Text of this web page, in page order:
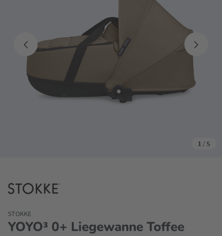
1 / 5
YOYO³ 0+ Liegewanne Toffee
STOKKE